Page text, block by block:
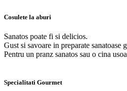
Cosulete la aburi
Sanatos poate fi si delicios.
Gust si savoare in preparate sanatoase
Pentru un pranz sanatos sau o cina
Specialitati Gourmet